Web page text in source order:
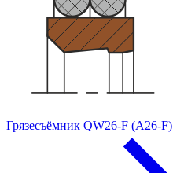
Грязесъёмник QW26-F (A26-F)